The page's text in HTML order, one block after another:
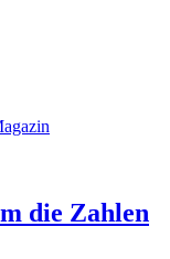
die Zahlen